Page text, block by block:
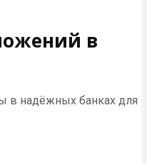
в
в надёжных банках для